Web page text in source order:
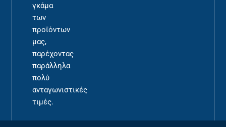
γκάμα
των
προϊόντων
μας,
παρέχοντας
παράλληλα
πολύ
ανταγωνιστικές
τιμές.